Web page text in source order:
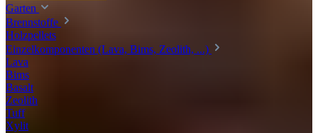
Garten
Brennstoffe
Holzpellets
Einzelkomponenten (Lava, Bims, Zeolith, ...)
Lava
Bims
Basalt
Zeolith
Tuff
Xylit